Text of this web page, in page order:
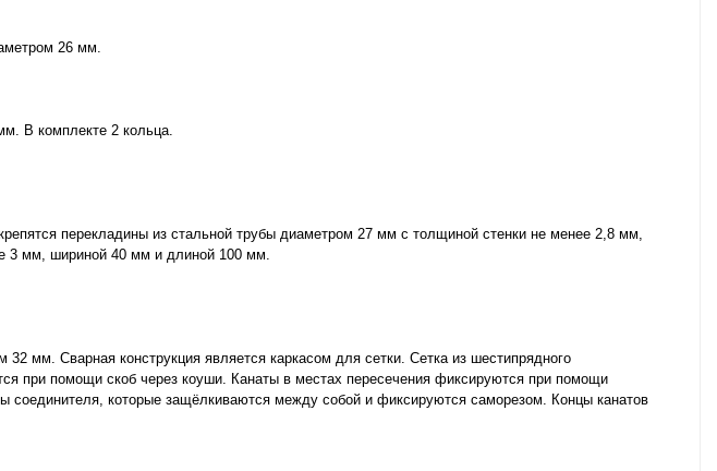
26 мм.
В комплекте 2 кольца.
перекладины из стальной трубы диаметром 27 мм с толщиной стенки не менее 2,8 мм,
3 мм, шириной 40 мм и длиной 100 мм.
мм. Сварная конструкция является каркасом для сетки. Сетка из шестипрядного
при помощи скоб через коуши. Канаты в местах пересечения фиксируются при помощи
соединителя, которые защёлкиваются между собой и фиксируются саморезом. Концы канатов